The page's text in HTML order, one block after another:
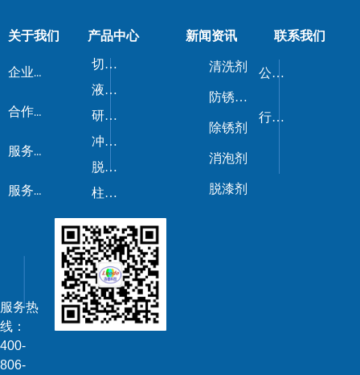
关于我们
企业荣誉
合作伙伴
服务流程
服务优势
产品中心
切削液/磨削液
液压油/导轨油
研磨剂
冲压油
脱模剂
柱塞油
清洗剂
防锈剂/防锈油
除锈剂
消泡剂
脱漆剂
新闻资讯
公司新闻
行业动态
联系我们
服务热
线：
400-
806-